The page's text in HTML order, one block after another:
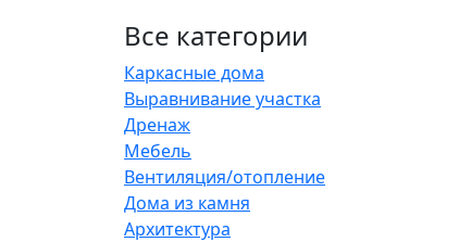
Все категории
Каркасные дома
Выравнивание участка
Дренаж
Мебель
Вентиляция/отопление
Дома из камня
Архитектура